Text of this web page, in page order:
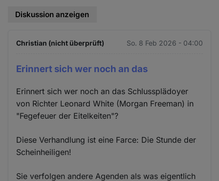
Diskussion anzeigen
Christian (nicht überprüft) So. 8 Feb 2026 - 04:00
Erinnert sich wer noch an das
Erinnert sich wer noch an das Schlussplädoyer
von Richter Leonard White (Morgan Freeman) in
"Fegefeuer der Eitelkeiten"?
Diese Verhandlung ist eine Farce: Die Stunde der
Scheinheiligen!
Sie verfolgen andere Agenden als was eigentlich